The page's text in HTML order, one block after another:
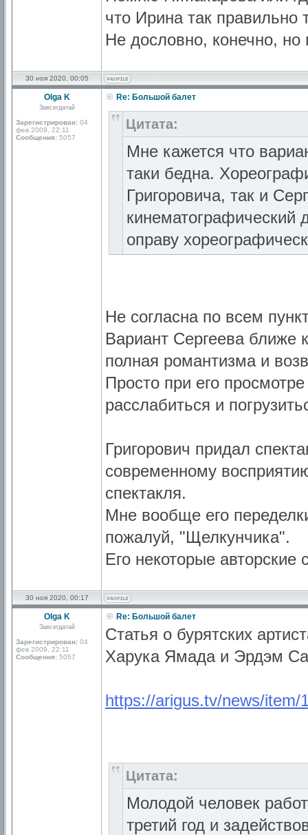
что Ирина так правильно
Не дословно, конечно,
30 ноя 2020, 00:05
Olga K
Завсегдатай
Зарегистрирован: 04
фев 2009, 22:11
Сообщения: 5057
Re: Большой балет
Цитата:
Мне кажется что
таки бедна.
Григоровича, так и
кинематографический
оправу
Не согласна по всем
Вариант Сергеева ближе
полная романтизма и
Просто при его
расслабиться и
Григорович придал
современному
спектакля.
Мне вообще его
пожалуй, "Щелкунчика".
Его некоторые
30 ноя 2020, 00:17
Olga K
Завсегдатай
Зарегистрирован: 04
фев 2009, 22:11
Сообщения: 5057
Re: Большой балет
Статья о бурятских
Харука Ямада и Эрдэм
https://arigus.tv/news/item/
Цитата:
Молодой человек
третий год и